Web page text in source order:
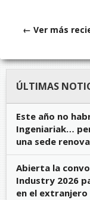
← Ver más
ÚLTIMAS
Este año no
Ingeniariak…
una sede
Abierta la
Industry 2026
en el extranjero